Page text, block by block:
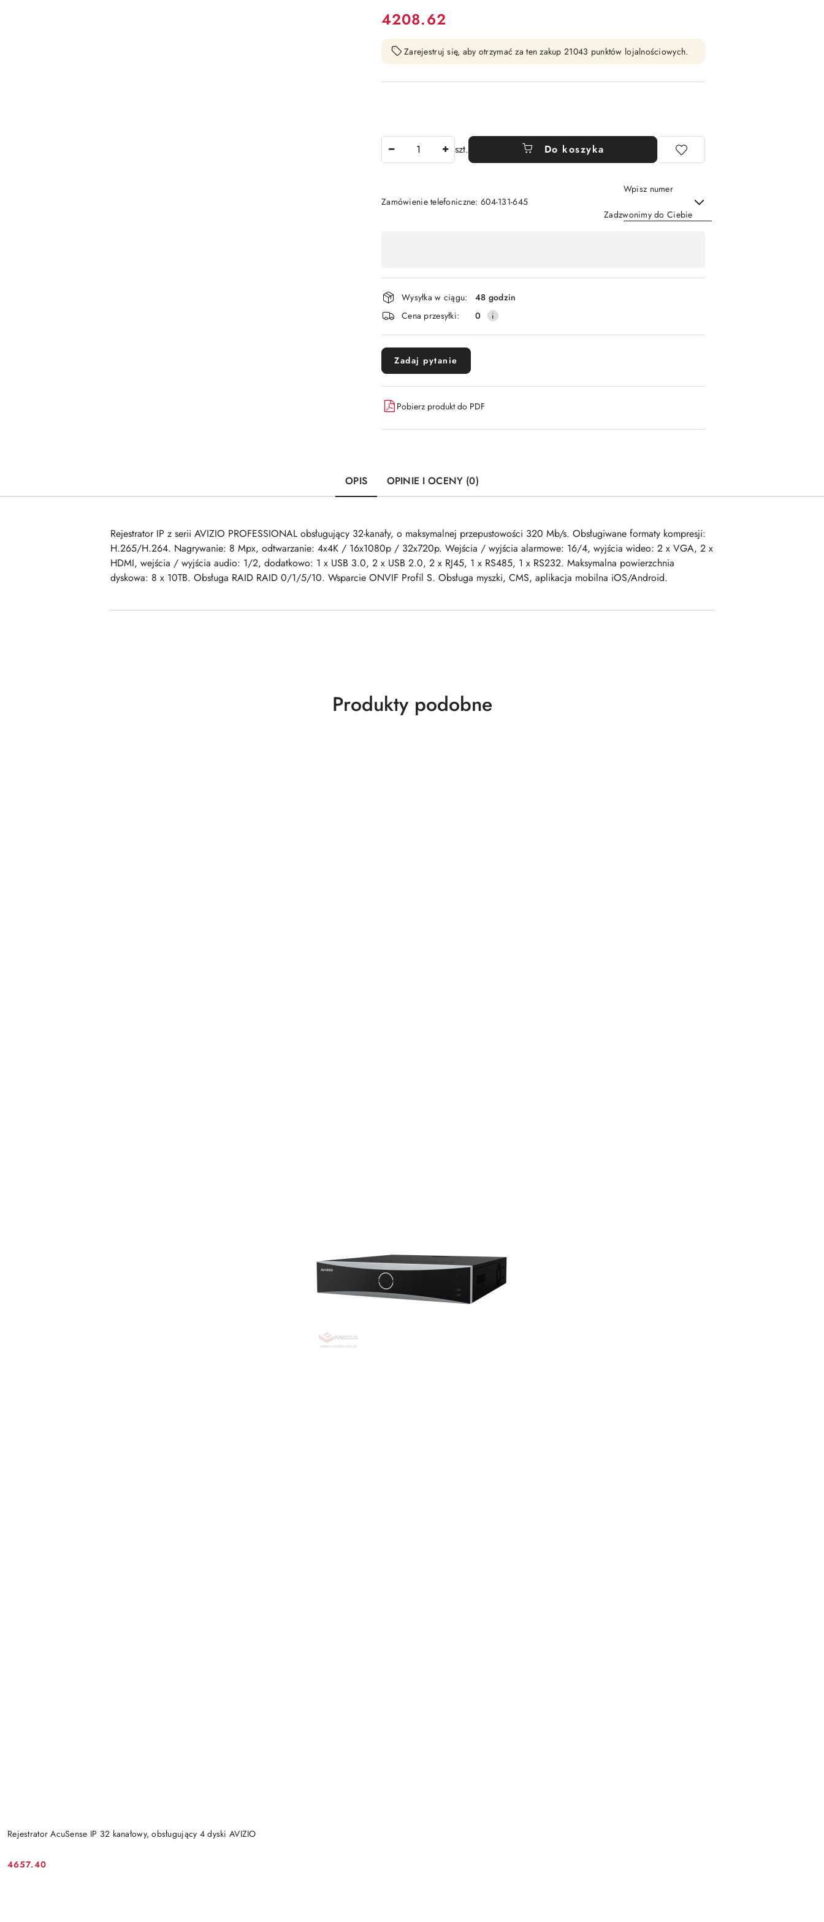
cena:
4208.62
Zarejestruj się, aby otrzymać za ten zakup 21043 punktów lojalnościowych.
szt. Do koszyka
Zamówienie telefoniczne: 604-131-645
Wpisz numer
Zadzwonimy do Ciebie
płatność
i
dostawa
Wysyłka w ciągu:
48 godzin
Cena przesyłki:
0
Zadaj pytanie
Pobierz produkt do PDF
OPIS OPINIE I OCENY (0)
Rejestrator IP z serii AVIZIO PROFESSIONAL obsługujący 32-kanały, o maksymalnej przepustowości 320 Mb/s. Obsługiwane formaty kompresji:
H.265/H.264. Nagrywanie: 8 Mpx, odtwarzanie: 4x4K / 16x1080p / 32x720p. Wejścia / wyjścia alarmowe: 16/4, wyjścia wideo: 2 x VGA, 2 x
HDMI, wejścia / wyjścia audio: 1/2, dodatkowo: 1 x USB 3.0, 2 x USB 2.0, 2 x RJ45, 1 x RS485, 1 x RS232. Maksymalna powierzchnia
dyskowa: 8 x 10TB. Obsługa RAID RAID 0/1/5/10. Wsparcie ONVIF Profil S. Obsługa myszki, CMS, aplikacja mobilna iOS/Android.
Produkty
Produkty podobne
Rejestrator AcuSense IP 32 kanałowy, obsługujący 4 dyski AVIZIO
Cena:
4657.40